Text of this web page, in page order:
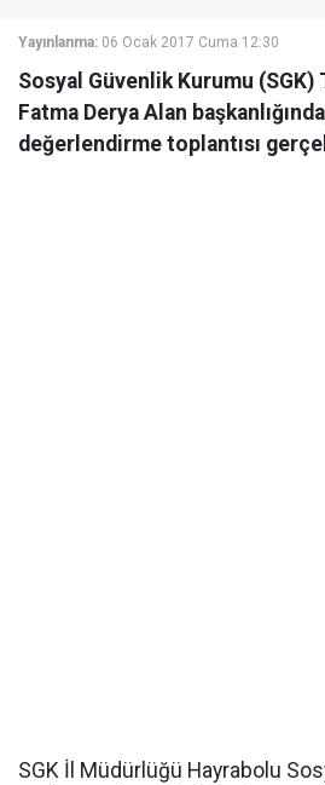
Yayınlanma: 06 Ocak 2017 Cuma 12:30
Sosyal Güvenlik Kurumu
Fatma Derya Alan
değerlendirme toplantısı
SGK İl Müdürlüğü Hayrabolu